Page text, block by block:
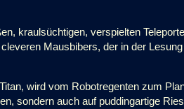
kraulsüchtigen, verspielten
Mausbibers, der in der
wird vom Robotregenten zum
sondern auch auf puddingartige